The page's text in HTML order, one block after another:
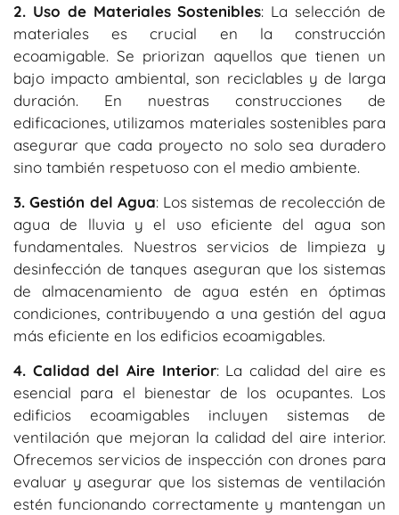
2. Uso de Materiales Sostenibles: La selección de
materiales es crucial en la construcción
ecoamigable. Se priorizan aquellos que tienen un
bajo impacto ambiental, son reciclables y de larga
duración. En nuestras construcciones de
edificaciones, utilizamos materiales sostenibles para
asegurar que cada proyecto no solo sea duradero
sino también respetuoso con el medio ambiente.
3. Gestión del Agua: Los sistemas de recolección de
agua de lluvia y el uso eficiente del agua son
fundamentales. Nuestros servicios de limpieza y
desinfección de tanques aseguran que los sistemas
de almacenamiento de agua estén en óptimas
condiciones, contribuyendo a una gestión del agua
más eficiente en los edificios ecoamigables.
4. Calidad del Aire Interior: La calidad del aire es
esencial para el bienestar de los ocupantes. Los
edificios ecoamigables incluyen sistemas de
ventilación que mejoran la calidad del aire interior.
Ofrecemos servicios de inspección con drones para
evaluar y asegurar que los sistemas de ventilación
estén funcionando correctamente y mantengan un